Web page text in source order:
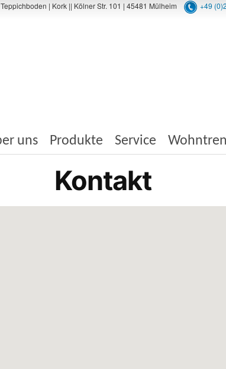
| Kork || Kölner Str. 101 | 45481 Mülheim +49
uns Produkte Service
Kontakt